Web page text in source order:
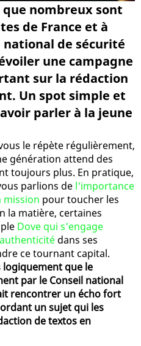
que nombreux sont
de France et à
de sécurité
une campagne
sur la rédaction
Un spot simple et
parler à la jeune
le répète régulièrement,
génération attend des
toujours plus. En pratique,
parlions de l'importance
mission pour toucher les
la matière, certaines
Dove qui s'engage
dans ses
ce tournant capital.
logiquement que le
par le Conseil national
rencontrer un écho fort
un sujet qui les
de textos en